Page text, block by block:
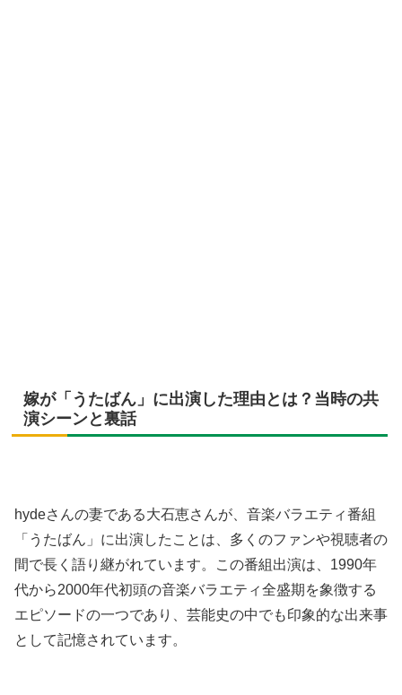
嫁が「うたばん」に出演した理由とは？当時の共
演シーンと裏話
hydeさんの妻である大石恵さんが、音楽バラエティ番組
「うたばん」に出演したことは、多くのファンや視聴者の
間で長く語り継がれています。この番組出演は、1990年
代から2000年代初頭の音楽バラエティ全盛期を象徴する
エピソードの一つであり、芸能史の中でも印象的な出来事
として記憶されています。